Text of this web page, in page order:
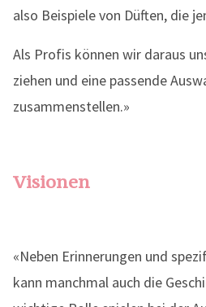
also Beispiele von Düften, die
Als Profis können wir daraus
ziehen und eine passende
zusammenstellen.»
Visionen
«Neben Erinnerungen und
kann manchmal auch die